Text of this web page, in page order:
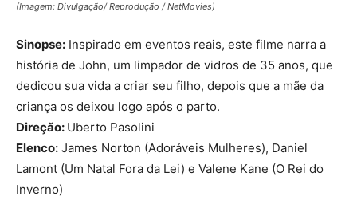
(Imagem: Divulgação/ Reprodução / NetMovies)
Sinopse: Inspirado em eventos reais, este filme narra a
história de John, um limpador de vidros de 35 anos, que
dedicou sua vida a criar seu filho, depois que a mãe da
criança os deixou logo após o parto.
Direção: Uberto Pasolini
Elenco: James Norton (Adoráveis Mulheres), Daniel
Lamont (Um Natal Fora da Lei) e Valene Kane (O Rei do
Inverno)